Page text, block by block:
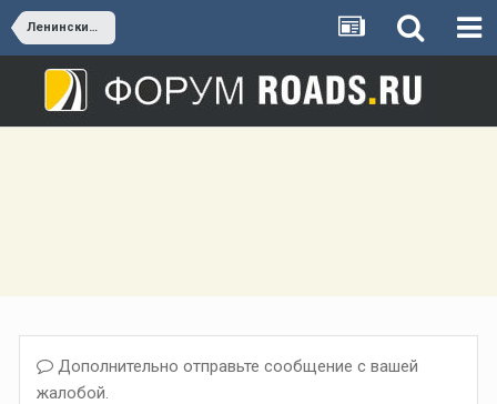
Ленинский г.о.
Дополнительно отправьте сообщение с вашей
жалобой.